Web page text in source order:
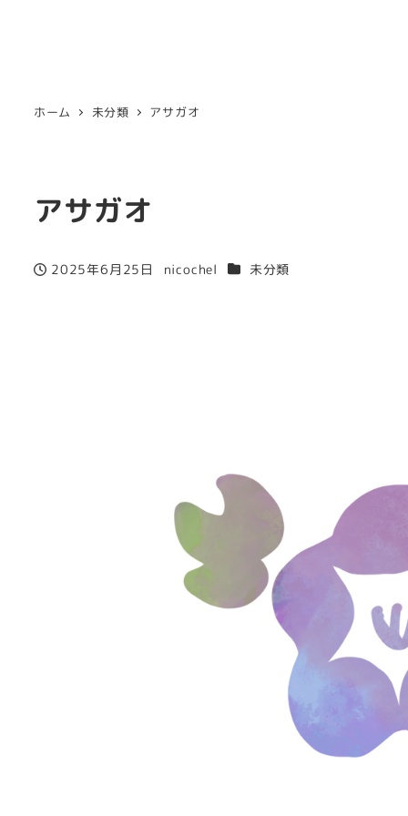
ホーム 未分類 アサガオ
アサガオ
投稿日
2025年6月25日
著
nicochel カテゴリー
未分類